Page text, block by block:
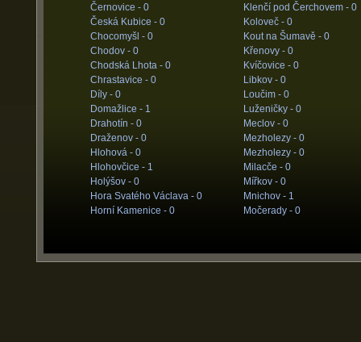
Černovice - 0
Česká Kubice - 0
Chocomyšl - 0
Chodov - 0
Chodská Lhota - 0
Chrastavice - 0
Díly - 0
Domažlice - 1
Drahotín - 0
Draženov - 0
Hlohová - 0
Hlohovčice - 1
Holýšov - 0
Hora Svatého Václava - 0
Horní Kamenice - 0
Klenčí pod Čerchovem - 0
Koloveč - 0
Kout na Šumavě - 0
Křenovy - 0
Kvíčovice - 0
Libkov - 0
Loučim - 0
Luženičky - 0
Meclov - 0
Mezholezy - 0
Mezholezy - 0
Milacče - 0
Mířkov - 0
Mnichov - 1
Močerady - 0